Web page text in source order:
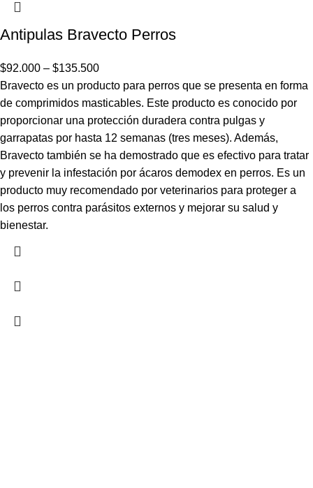
Antipulas Bravecto Perros
$92.000 – $135.500
Bravecto es un producto para perros que se presenta en forma
de comprimidos masticables. Este producto es conocido por
proporcionar una protección duradera contra pulgas y
garrapatas por hasta 12 semanas (tres meses). Además,
Bravecto también se ha demostrado que es efectivo para tratar
y prevenir la infestación por ácaros demodex en perros. Es un
producto muy recomendado por veterinarios para proteger a
los perros contra parásitos externos y mejorar su salud y
bienestar.